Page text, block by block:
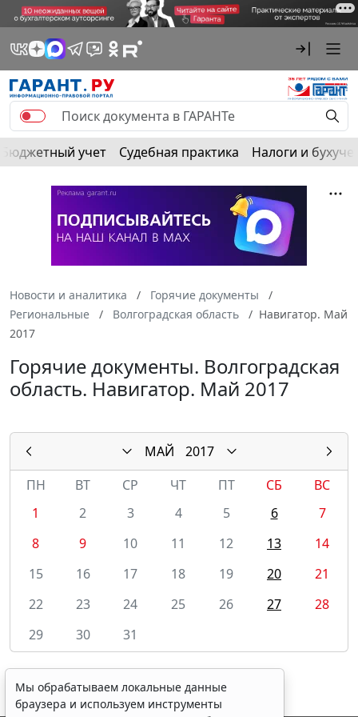
Бюджетный учет Судебная практика Налоги и
Новости и аналитика
Горячие документы
Региональные
Волгоградская область
Навигатор. Май
2017
Горячие документы. Волгоградская
область. Навигатор. Май 2017
МАЙ
2017
ПН
ВТ СР ЧТ ПТ СБ
ВС
1
2 3 4 5 6
7
8
9 10 11 12 13
14
15
16 17 18 19 20
21
22
23 24 25 26 27
28
29
30 31
Мы обрабатываем локальные данные
браузера и используем инструменты